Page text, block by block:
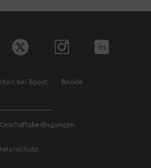
bei Bpost Bnode